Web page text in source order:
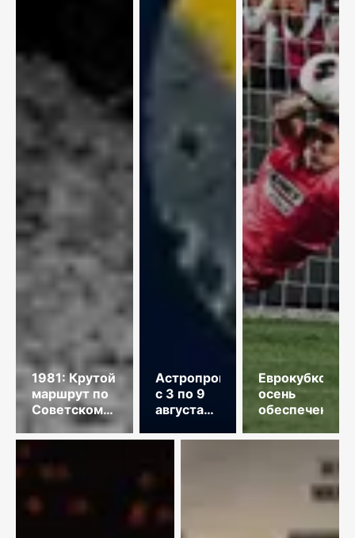
1981: Крутой
маршрут по
Советскому
Союзу
Астропрогноз
с 3 по 9
августа
года
Еврокубковая
осень
обеспечена